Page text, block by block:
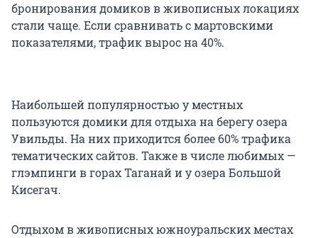
бронирования домиков в живописных локациях
стали чаще. Если сравнивать с мартовскими
показателями, трафик вырос на 40%.
Наибольшей популярностью у местных
пользуются домики для отдыха на берегу озера
Увильды. На них приходится более 60% трафика
тематических сайтов. Также в числе любимых —
глэмпинги в горах Таганай и у озера Большой
Кисегач.
Отдыхом в живописных южноуральских местах